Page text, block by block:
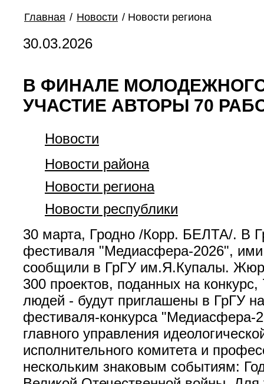
Главная / Новости / Новости региона
30.03.2026
В ФИНАЛЕ
УЧАСТИЕ АВТОРЫ 70
Новости
Новости района
Новости региона
Новости республики
30 марта, Гродно /Корр. БЕЛТА/. В
фестиваля "Медиасфера-2026",
сообщили в ГрГУ им.Я.Купалы.
300 проектов, поданных на
людей - будут приглашены в ГрГУ
фестиваля-конкурса "Медиасфера-
главного управления
исполнительного комитета и
нескольким знаковым событиям: